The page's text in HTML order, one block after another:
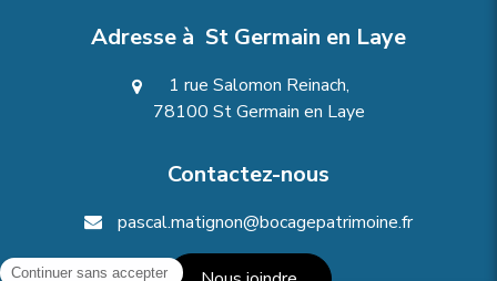
Adresse à St Germain en Laye
1 rue Salomon Reinach,
78100 St Germain en Laye
Contactez-nous
pascal.matignon@bocagepatrimoine.fr